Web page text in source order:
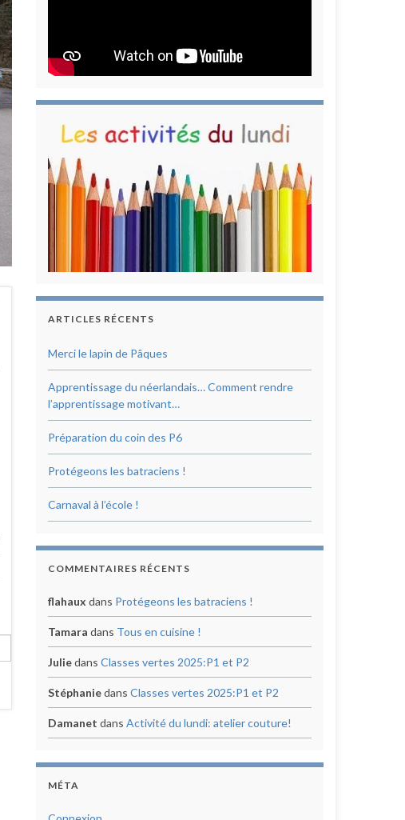
ARTICLES RÉCENTS
Merci le lapin de Pâques
Apprentissage du néerlandais… Comment rendre
l’apprentissage motivant…
Préparation du coin des P6
Protégeons les batraciens !
Carnaval à l’école !
COMMENTAIRES RÉCENTS
flahaux dans Protégeons les batraciens !
Tamara dans Tous en cuisine !
Juliedans Classes vertes 2025:P1 et P2
Stéphaniedans Classes vertes 2025:P1 et P2
Damanet dans Activité du lundi: atelier couture!
MÉTA